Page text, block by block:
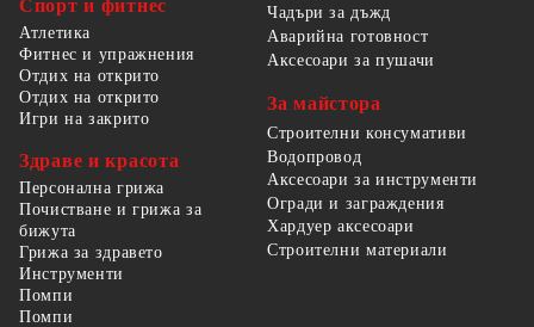
Спорт и фитнес
Атлетика
Фитнес и упражнения
Отдих на открито
Отдих на открито
Игри на закрито
Здраве и красота
Персонална грижа
Почистване и грижа за
бижута
Грижа за здравето
Чадъри за дъжд
Аварийна готовност
Аксесоари за пушачи
За майстора
Строителни консумативи
Водопровод
Аксесоари за инструменти
Огради и заграждения
Хардуер аксесоари
Строителни материали
Инструменти
Помпи
Помпи